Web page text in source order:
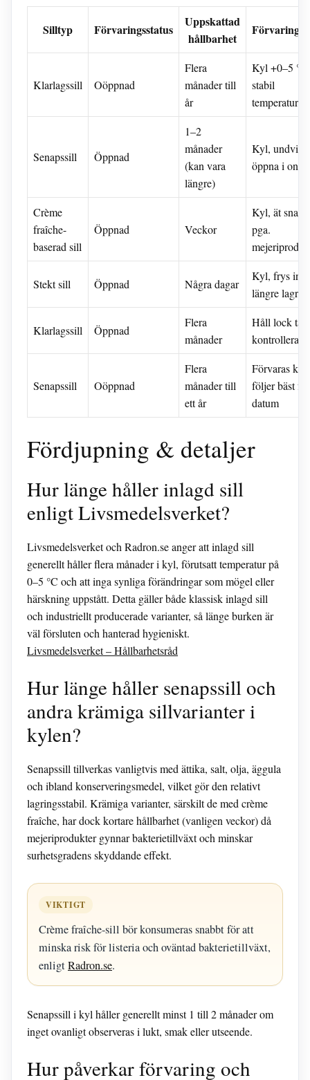
Silltyp Förvaringsstatus
Uppskattad
hållbarhet
Klarlagssill Oöppnad
Flera
månader till
år
Kyl +0–5 °C,
stabil
temperatur
Senapssill Öppnad
1–2
månader
(kan vara
längre)
Kyl, undvik
öppna i
Crème
fraîche-
baserad sill
Öppnad Veckor
Kyl, ät
pga.
Stekt sill Öppnad Några dagar
Kyl, frys in
längre
Klarlagssill Öppnad
Flera
månader
Håll lock tätt,
kontrollera
Senapssill Oöppnad
Flera
månader till
ett år
Förvaras
följer bäst
datum
Fördjupning & detaljer
Hur länge håller inlagd sill
enligt Livsmedelsverket?
Livsmedelsverket och Radron.se anger att inlagd sill
generellt håller flera månader i kyl, förutsatt temperatur på
0–5 °C och att inga synliga förändringar som mögel eller
härskning uppstått. Detta gäller både klassisk inlagd sill
och industriellt producerade varianter, så länge burken är
väl försluten och hanterad hygieniskt.
Livsmedelsverket – Hållbarhetsråd
Hur länge håller senapssill och
andra krämiga sillvarianter i
kylen?
Senapssill tillverkas vanligtvis med ättika, salt, olja, äggula
och ibland konserveringsmedel, vilket gör den relativt
lagringsstabil. Krämiga varianter, särskilt de med crème
fraîche, har dock kortare hållbarhet (vanligen veckor) då
mejeriprodukter gynnar bakterietillväxt och minskar
surhetsgradens skyddande effekt.
VIKTIGT
Crème fraîche-sill bör konsumeras snabbt för att
minska risk för listeria och oväntad bakterietillväxt,
enligtRadron.se.
Senapssill i kyl håller generellt minst 1 till 2 månader om
inget ovanligt observeras i lukt, smak eller utseende.
Hur påverkar förvaring och